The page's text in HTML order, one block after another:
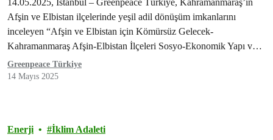
14.05.2025, İstanbul – Greenpeace Türkiye, Kahramanmaraş’ın
Afşin ve Elbistan ilçelerinde yeşil adil dönüşüm imkanlarını
inceleyen “Afşin ve Elbistan için Kömürsüz Gelecek-
Kahramanmaraş Afşin-Elbistan İlçeleri Sosyo-Ekonomik Yapı ve
Yeşil Adil Dönüşüm…
Greenpeace Türkiye
14 Mayıs 2025
Enerji İklim Adaleti